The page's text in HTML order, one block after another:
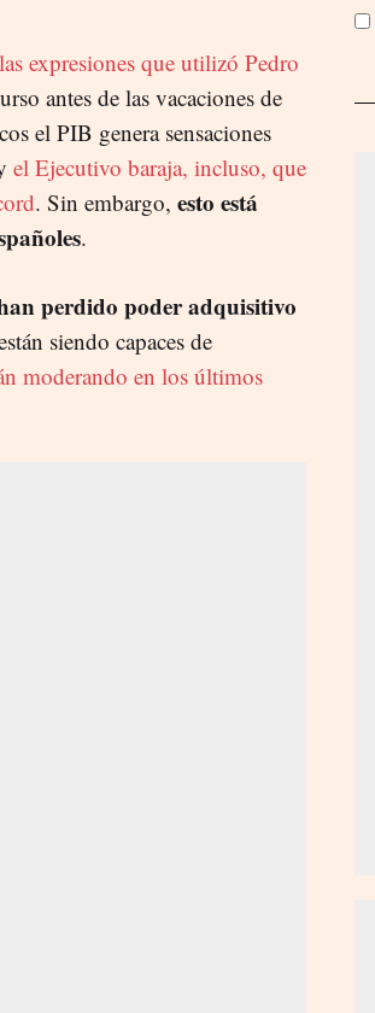
expresiones que utilizó Pedro
antes de las vacaciones de
el PIB genera sensaciones
el Ejecutivo baraja, incluso, que
. Sin embargo, esto está
.
perdido poder adquisitivo
siendo capaces de
moderando en los últimos